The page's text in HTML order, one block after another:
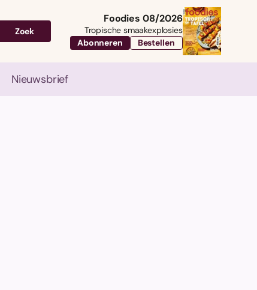
Zoek
Foodies 08/2026
Tropische smaakexplosies
Abonneren
Bestellen
Nieuwsbrief